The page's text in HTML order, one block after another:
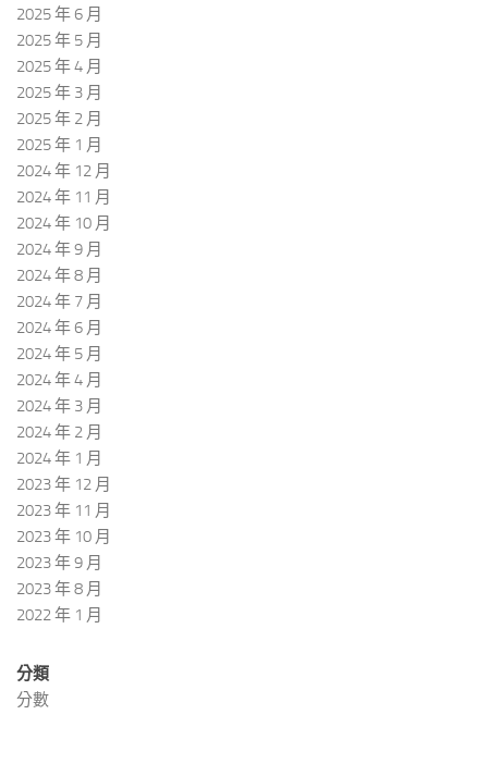
2025 年 6 月
2025 年 5 月
2025 年 4 月
2025 年 3 月
2025 年 2 月
2025 年 1 月
2024 年 12 月
2024 年 11 月
2024 年 10 月
2024 年 9 月
2024 年 8 月
2024 年 7 月
2024 年 6 月
2024 年 5 月
2024 年 4 月
2024 年 3 月
2024 年 2 月
2024 年 1 月
2023 年 12 月
2023 年 11 月
2023 年 10 月
2023 年 9 月
2023 年 8 月
2022 年 1 月
分類
分數